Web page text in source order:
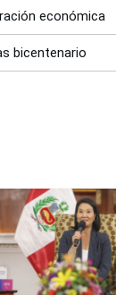
económica
bicentenario